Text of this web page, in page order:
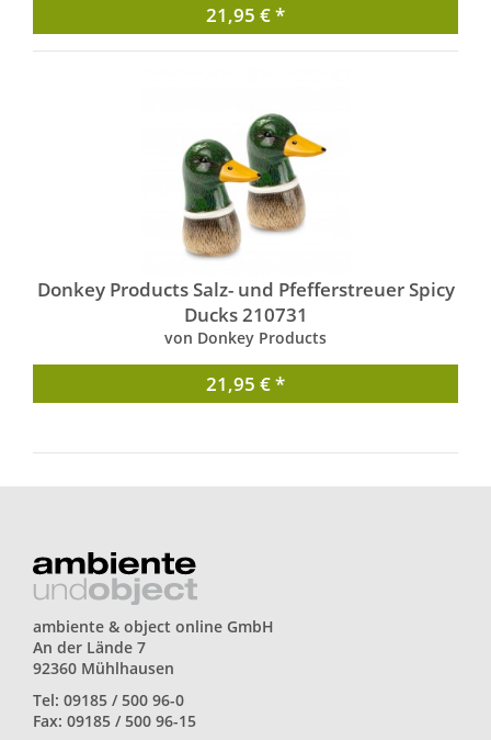
21,95 € *
Donkey Products Salz- und Pfefferstreuer Spicy
Ducks 210731
von Donkey Products
21,95 € *
ambiente & object online GmbH
An der Lände 7
92360 Mühlhausen
Tel: 09185 / 500 96-0
Fax: 09185 / 500 96-15